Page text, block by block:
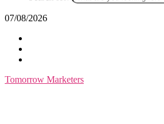
07/08/2026
Tomorrow Marketers